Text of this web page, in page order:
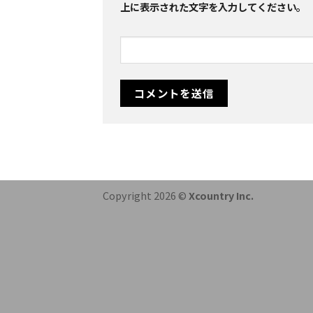
上に表示された文字を入力してください。
Copyright 2026 ©Xcountry Inc.